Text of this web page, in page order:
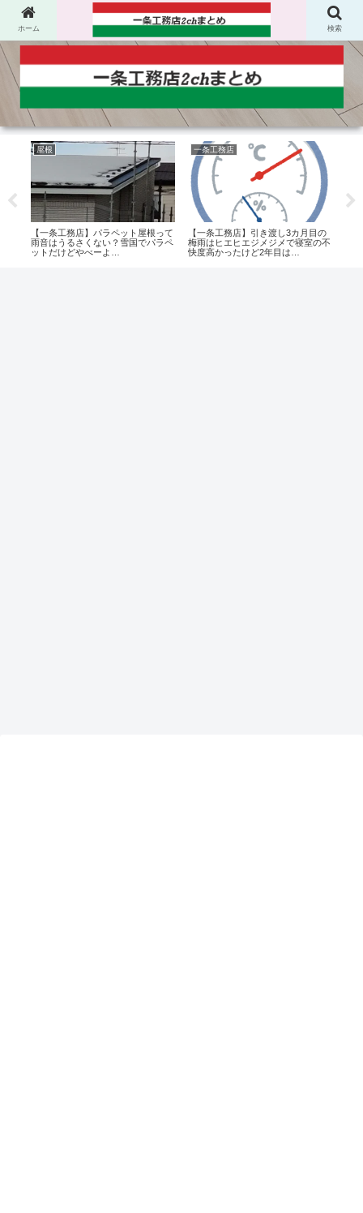
屋根
【一条工務店】パラペット屋根って
雨音はうるさくない？雪国でパラペ
ットだけどやべーよ…
一条工務店
【一条工務店】引き渡し3カ月目の
梅雨はヒエヒエジメジメで寝室の不
快度高かったけど2年目は…
ホーム 検索